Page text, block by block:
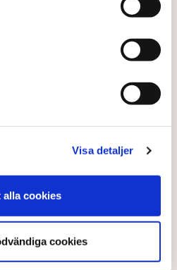
Visa detaljer
alla cookies
cookies
mosse räknas juridiskt
att allemansrätten i
grundlagsskyddad även på
eller förstöra
de igengrävda dikena kan
eller sabotage. Men för att
en utredning direkt på plats